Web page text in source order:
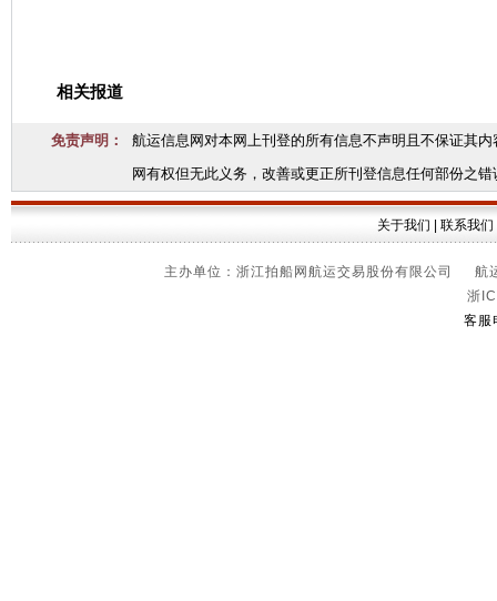
相关报道
免责声明：
航运信息网对本网上刊登的所有信息不声明且不保证其
网有权但无此义务，改善或更正所刊登信息任何部份之错
关于我们 联系我们
主办单位：浙江拍船网航运交易股份有限公司
浙
客服